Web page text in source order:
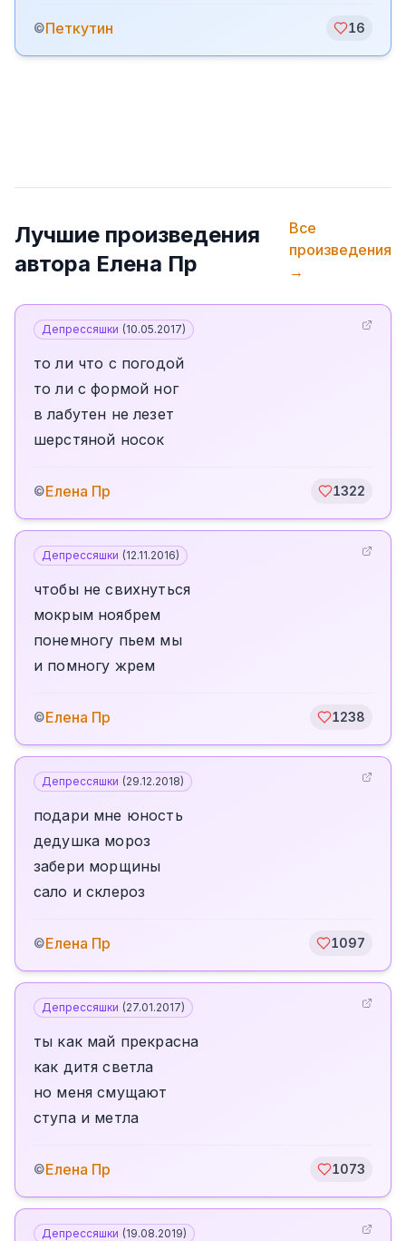
©Петкутин 16
Лучшие произведения
автора Елена Пр
Все
произведения
→
Депрессяшки (10.05.2017)
то ли что с погодой
то ли с формой ног
в лабутен не лезет
шерстяной носок
©Елена Пр 1322
Депрессяшки (12.11.2016)
чтобы не свихнуться
мокрым ноябрем
понемногу пьем мы
и помногу жрем
©Елена Пр 1238
Депрессяшки (29.12.2018)
подари мне юность
дедушка мороз
забери морщины
сало и склероз
©Елена Пр 1097
Депрессяшки (27.01.2017)
ты как май прекрасна
как дитя светла
но меня смущают
ступа и метла
©Елена Пр 1073
Депрессяшки (19.08.2019)